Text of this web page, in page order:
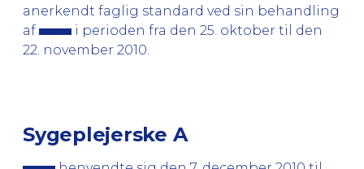
anerkendt faglig standard ved sin behandling
af
i perioden fra den 25. oktober til den
22. november 2010.
Sygeplejerske A